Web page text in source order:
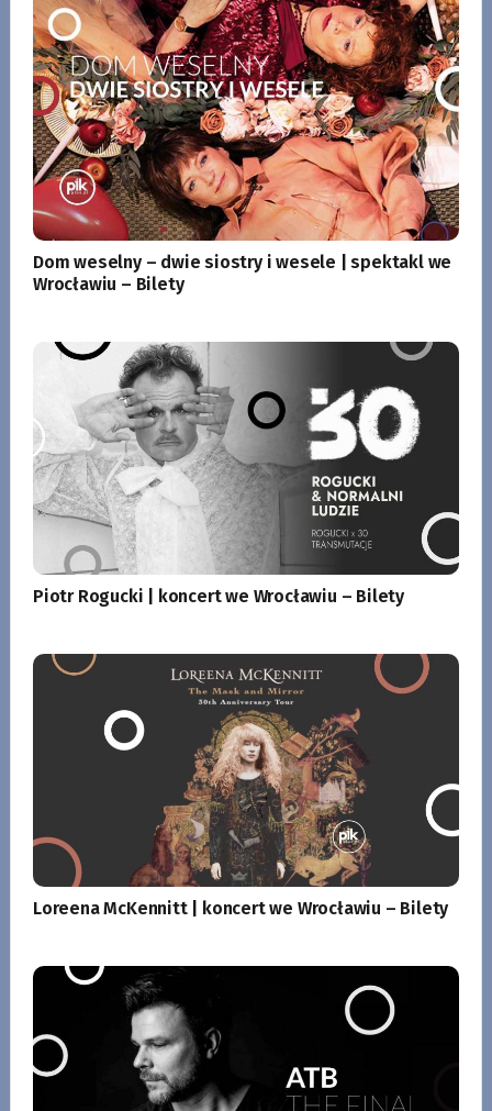
Dom weselny – dwie siostry i wesele | spektakl we
Wrocławiu – Bilety
Piotr Rogucki | koncert we Wrocławiu – Bilety
Loreena McKennitt | koncert we Wrocławiu – Bilety